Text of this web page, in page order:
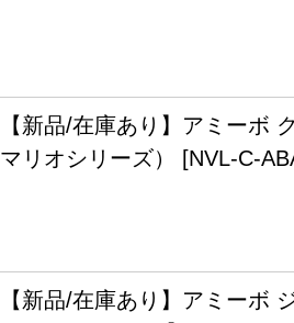
【新品/在庫あり】アミーボ
マリオシリーズ） [NVL-C-
【新品/在庫あり】アミーボ